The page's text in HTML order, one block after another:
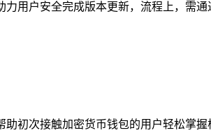
用户安全完成版本更新，流程上，需
初次接触加密货币钱包的用户轻松掌